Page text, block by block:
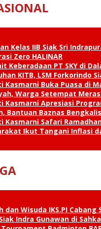
Kelas IIB Siak Sri
Zero HALINAR
Keberadaan PT SKY di
KITB, LSM Forkorindo
Kasmarni Buka Puasa di
Warga Setempat
Kasmarni Apresiasi
Bantuan Baznas Bengkalis
Kasmarni Safari
Ikut Tangani Inflasi
dan Wisuda IKS.PI Cabang
Siak Indra Gunawan di